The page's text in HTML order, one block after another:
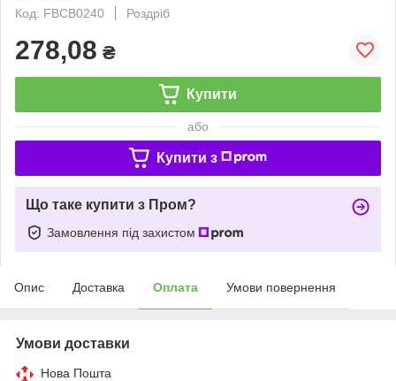
Код: FBCB0240
Роздріб
278,08 ₴
Купити
або
Купити з
Що таке купити з Пром?
Замовлення під захистом
Опис Доставка Оплата Умови повернення
Умови доставки
Нова Пошта